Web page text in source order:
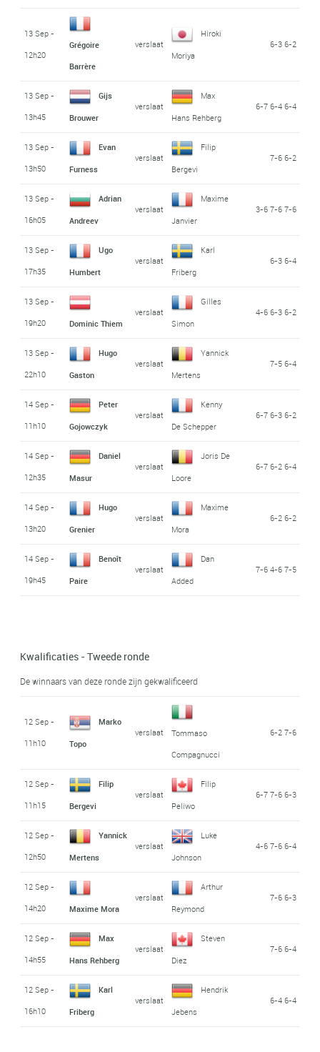
13 Sep -
12h20
Grégoire
Barrère
verslaat
Hiroki
Moriya
6-3 6-2
13 Sep -
13h45
Gijs
Brouwer
verslaat
Max
Hans Rehberg
6-7 6-4 6-4
13 Sep -
13h50
Evan
Furness
verslaat
Filip
Bergevi
7-6 6-2
13 Sep -
16h05
Adrian
Andreev
verslaat
Maxime
Janvier
3-6 7-6 7-6
13 Sep -
17h35
Ugo
Humbert
verslaat
Karl
Friberg
6-3 6-4
13 Sep -
19h20
Dominic Thiem
verslaat
Gilles
Simon
4-6 6-3 6-2
13 Sep -
22h10
Hugo
Gaston
verslaat
Yannick
Mertens
7-5 6-4
14 Sep -
11h10
Peter
Gojowczyk
verslaat
Kenny
De Schepper
6-7 6-3 6-2
14 Sep -
12h35
Daniel
Masur
verslaat
Joris De
Loore
6-7 6-2 6-4
14 Sep -
13h20
Hugo
Grenier
verslaat
Maxime
Mora
6-2 6-2
14 Sep -
19h45
Benoît
Paire
verslaat
Dan
Added
7-6 4-6 7-5
Kwalificaties - Tweede ronde
De winnaars van deze ronde zijn gekwalificeerd
12 Sep -
11h10
Marko
Topo
verslaat
Tommaso
Compagnucci
6-2 7-6
12 Sep -
11h15
Filip
Bergevi
verslaat
Filip
Peliwo
6-7 7-6 6-3
12 Sep -
12h50
Yannick
Mertens
verslaat
Luke
Johnson
4-6 7-6 6-4
12 Sep -
14h20
Maxime Mora
verslaat
Arthur
Reymond
7-6 6-3
12 Sep -
14h55
Max
Hans Rehberg
verslaat
Steven
Diez
7-6 6-4
12 Sep -
16h10
Karl
Friberg
verslaat
Hendrik
Jebens
6-4 6-4